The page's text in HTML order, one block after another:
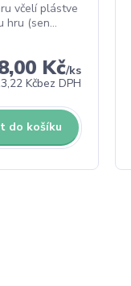
včelí plástve
hru (sen...
Kč/ks
Kčbez DPH
do košíku